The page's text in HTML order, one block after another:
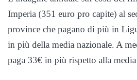
Imperia (351 euro pro capite) al
province che pagano di più in
in più della media nazionale. A
paga 33€ in più rispetto alla